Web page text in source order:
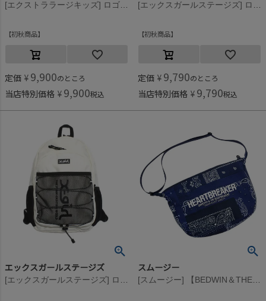
初秋商品
定価 ¥ 9,900のところ
当店特別価格 ¥ 9,900税込
初秋商品
定価 ¥ 9,790のところ
当店特別価格 ¥ 9,790税込
エックスガールステージズ スムージー